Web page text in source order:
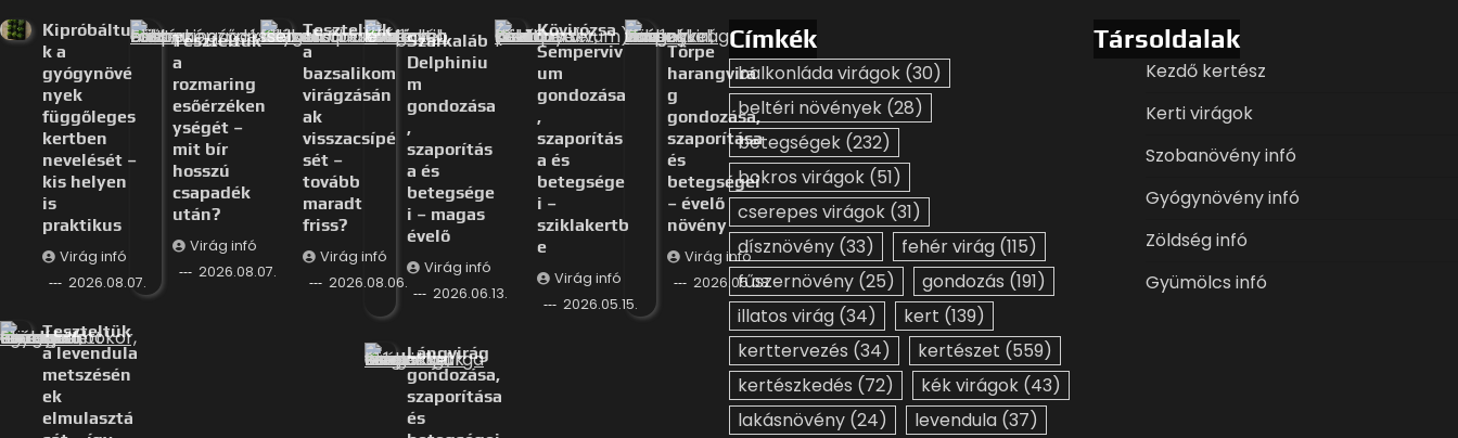
Kipróbáltu
k a
gyógynövé
nyek
függőleges
kertben
nevelését –
kis helyen
is
praktikus
Virág infó
2026.08.07.
Teszteltük
a
rozmaring
esőérzéken
ységét –
mit bír
hosszú
csapadék
után?
Virág infó
2026.08.07.
Teszteltük
a
bazsalikom
virágzásán
ak
visszacsípé
sét –
tovább
maradt
friss?
Virág infó
2026.08.06.
Teszteltük
a levendula
metszésén
ek
elmulasztá
Szarkaláb
Delphiniu
m
gondozása
,
szaporítás
a és
betegsége
i – magas
évelő
Virág infó
2026.06.13.
Kövirózsa
Semperviv
um
gondozása
,
szaporítás
a és
betegsége
i –
sziklakertb
e
Virág infó
2026.05.15.
Törpe
harangvirá
g
gondozása,
szaporítása
és
betegségei
– évelő
növény
Virág infó
2026.05.08.
Lángvirág
gondozása,
szaporítása
és
Címkék
balkonláda virágok (30)
beltéri növények (28)
betegségek (232)
bokros virágok (51)
cserepes virágok (31)
dísznövény (33) fehér virág (115)
fűszernövény (25) gondozás (191)
illatos virág (34) kert (139)
kerttervezés (34) kertészet (559)
kertészkedés (72) kék virágok (43)
lakásnövény (24) levendula (37)
Társoldalak
Kezdő kertész
Kerti virágok
Szobanövény infó
Gyógynövény infó
Zöldség infó
Gyümölcs infó